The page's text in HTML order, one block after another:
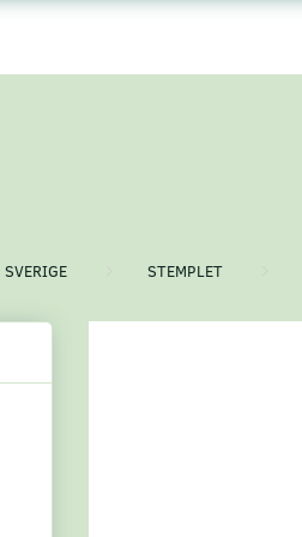
SVERIGE STEMPLET